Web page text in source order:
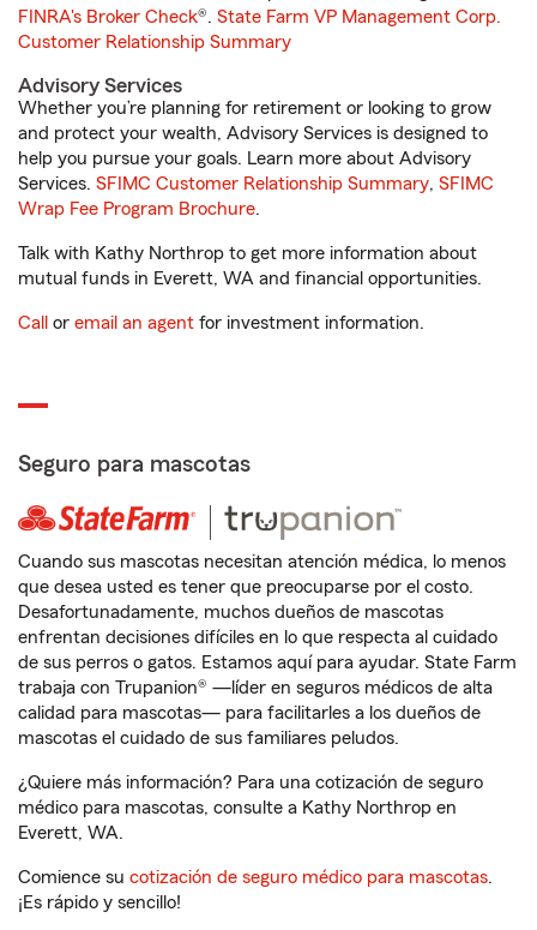
FINRA's Broker Check®. State Farm VP Management Corp.
Customer Relationship Summary
Advisory Services
Whether you’re planning for retirement or looking to grow
and protect your wealth, Advisory Services is designed to
help you pursue your goals. Learn more about Advisory
Services. SFIMC Customer Relationship Summary, SFIMC
Wrap Fee Program Brochure.
Talk with Kathy Northrop to get more information about
mutual funds in Everett, WA and financial opportunities.
Call or email an agent for investment information.
Seguro para mascotas
Cuando sus mascotas necesitan atención médica, lo menos
que desea usted es tener que preocuparse por el costo.
Desafortunadamente, muchos dueños de mascotas
enfrentan decisiones difíciles en lo que respecta al cuidado
de sus perros o gatos. Estamos aquí para ayudar. State Farm
trabaja con Trupanion® —líder en seguros médicos de alta
calidad para mascotas— para facilitarles a los dueños de
mascotas el cuidado de sus familiares peludos.
¿Quiere más información? Para una cotización de seguro
médico para mascotas, consulte a Kathy Northrop en
Everett, WA.
Comience su cotización de seguro médico para mascotas.
¡Es rápido y sencillo!